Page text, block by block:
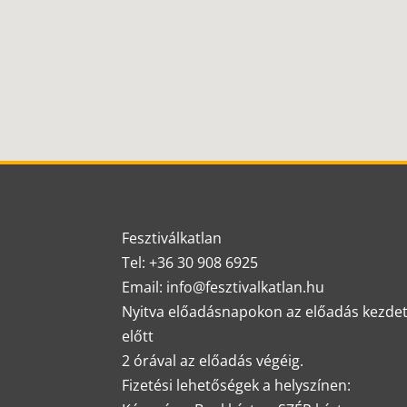
Fesztiválkatlan
Tel: +36 30 908 6925
Email: info@fesztivalkatlan.hu
Nyitva előadásnapokon az előadás
előtt
2 órával az előadás végéig.
Fizetési lehetőségek a helyszínen: